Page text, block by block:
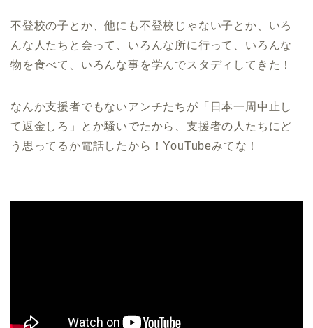
不登校の子とか、他にも不登校じゃない子とか、いろ
んな人たちと会って、いろんな所に行って、いろんな
物を食べて、いろんな事を学んでスタディしてきた！
なんか支援者でもないアンチたちが「日本一周中止し
て返金しろ」とか騒いでたから、支援者の人たちにど
う思ってるか電話したから！YouTubeみてな！